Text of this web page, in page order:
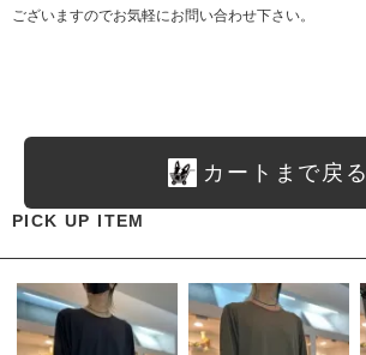
ございますのでお気軽にお問い合わせ下さい。
カートまで戻る
PICK UP ITEM